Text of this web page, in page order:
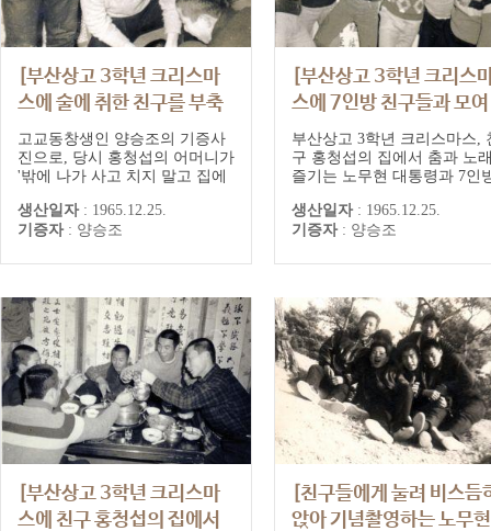
[부산상고 3학년 크리스마
스에 술에 취한 친구를 부축
하는 노무현 대통령]
고교동창생인 양승조의 기증사
진으로, 당시 홍청섭의 어머니가
'밖에 나가 사고 치지 말고 집에
을 마시고 취기가 오른 친구들이
함께 춤을 추며 흥겨운 시간을
생산일자 : 1965.12.25.
기증자 : 양승조
[부산상고 3학년 크리스
스에 7인방 친구들과 모여
노는 노무현 대통령]
부산상고 3학년 크리스마스,
구 홍청섭의 집에서 춤과 노
즐기는 노무현 대통령과 7인
현, 유영, 이상익, 정길상) 친
들. 고교동창생인 양승조의
가 '밖에 나가 사고 치지 말고
병을 마시고 취기가 오른 친
이 함께 춤을 추며 흥겨운 시
을 보냈다.
생산일자 : 1965.12.25.
기증자 : 양승조
[부산상고 3학년 크리스마
스에 친구 홍청섭의 집에서
[친구들에게 눌려 비스듬
앉아 기념촬영하는 노무현